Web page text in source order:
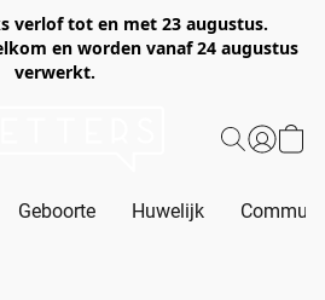
verlof tot en met 23 augustus.
en worden vanaf 24 augustus
verwerkt.
Geboorte Huwelijk